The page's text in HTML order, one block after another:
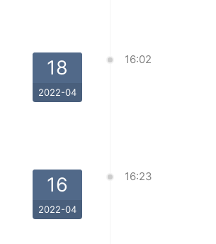
18
2022-04
16:02
16
2022-04
16:23